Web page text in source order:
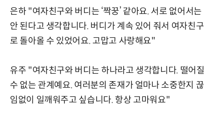
은하 "여자친구와 버디는 ‘짝꿍’ 같아요. 서로 없어서는
안 된다고 생각합니다. 버디가 계속 있어 줘서 여자친구
로 돌아올 수 있었어요. 고맙고 사랑해요"
유주 "여자친구와 버디는 하나라고 생각합니다. 떨어질
수 없는 관계예요. 여러분의 존재가 얼마나 소중한지 끊
임없이 일깨워주고 싶습니다. 항상 고마워요"